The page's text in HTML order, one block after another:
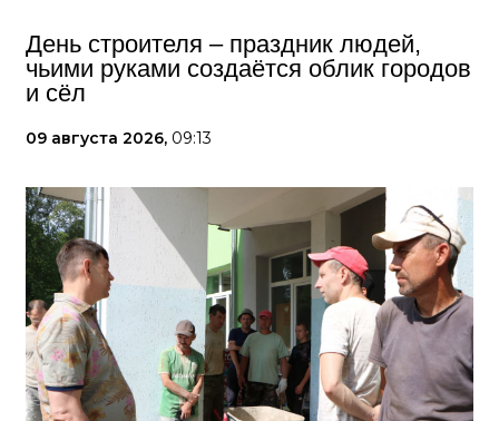
День строителя – праздник людей,
чьими руками создаётся облик городов
и сёл
09 августа 2026, 09:13